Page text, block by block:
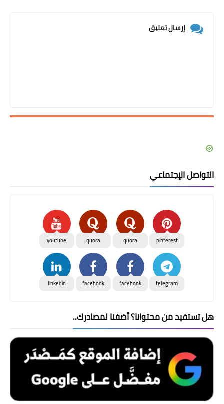
إرسال تعليق
التواصل الإجتماعي
pinterest
quora
quora
youtube
telegram
facebook
facebook
linkedin
هل تستفيد من محتوانا؟ أضفنا لمصادرك..